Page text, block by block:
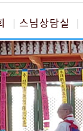
스님상담실